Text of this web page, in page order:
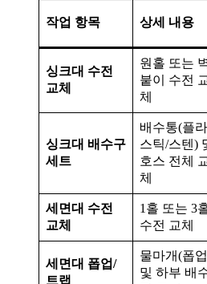
작업 항목 상세 내용
싱크대 수전
교체
원홀 또는
붙이 수전
체
싱크대 배수구
세트
배수통(플라
스틱/스텐)
호스 전체
체
세면대 수전
교체
1홀 또는 3
수전 교체
세면대 폽업/
트랩
물마개(폽
및 하부 배